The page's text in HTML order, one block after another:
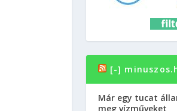
[-]
Már egy tucat
meg vízműveket